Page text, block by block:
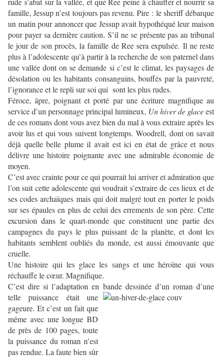
famille, Jessup n’est toujours pas revenu. Pire : le sheriff débarque
un matin pour annoncer que Jessup avait hypothéqué leur maison
pour payer sa dernière caution. S’il ne se présente pas au tribunal
le jour de son procès, la famille de Ree sera expulsée. Il ne reste
plus à l’adolescente qu’à partir à la recherche de son paternel dans
une vallée dont on se demande si c’est le climat, les paysages de
désolation ou les habitants consanguins, bouffés par la pauvreté,
l’ignorance et le repli sur soi qui sont les plus rudes.
Féroce, âpre, poignant et porté par une écriture magnifique au
service d’un personnage principal lumineux, Un hiver de glaceest
de ces romans dont vous avez bien du mal à vous extraire après les
avoir lus et qui vous suivent longtemps. Woodrell, dont on savait
déjà quelle belle plume il avait est ici en état de grâce et nous
délivre une histoire poignante avec une admirable économie de
moyen.
C’est avec crainte pour ce qui pourrait lui arriver et admiration que
l’on suit cette adolescente qui voudrait s’extraire de ces lieux et de
ses codes archaïques mais qui doit malgré tout en porter le poids
sur ses épaules en plus de celui des errements de son père. Cette
excursion dans le quart-monde que constituent une partie des
campagnes du pays le plus puissant de la planète, et dont les
habitants semblent oubliés du monde, est aussi émouvante que
cruelle.
Une histoire qui les glace les sangs et une héroïne qui vous
réchauffe le cœur. Magnifique.
C’est dire si l’adaptation en bande dessinée d’un roman d’une
telle puissance étaitune
gageure. Et c’est un fait que
même avec une longue BD
de près de 100 pages, toute
la puissance du roman n’est
pas rendue. La faute bien sûr